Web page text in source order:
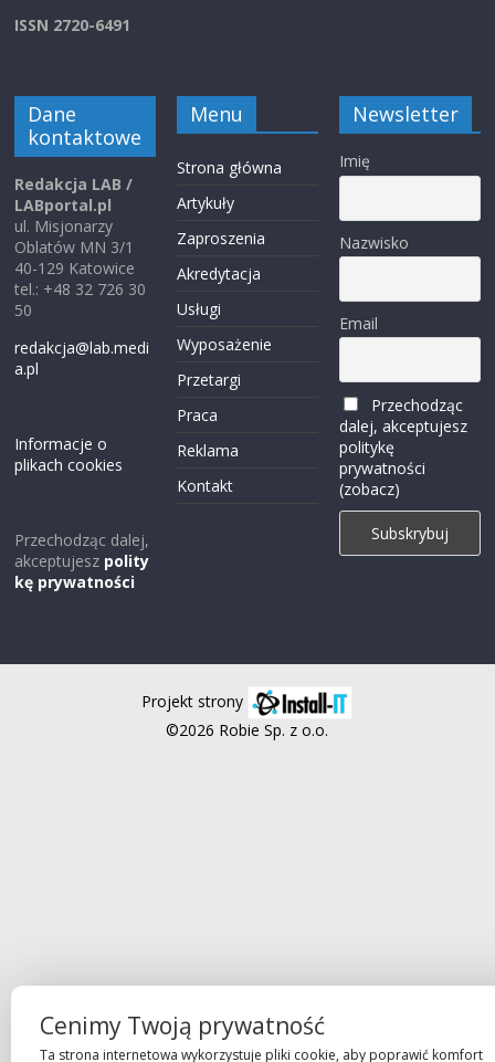
ISSN 2720-6491
Dane
kontaktowe
Redakcja LAB /
LABportal.pl
ul. Misjonarzy
Oblatów MN 3/1
40-129 Katowice
tel.: +48 32 726 30
50
redakcja@lab.medi
a.pl
Informacje o
plikach cookies
Przechodząc dalej,
akceptujesz polity
kę prywatności
Menu
Strona główna
Artykuły
Zaproszenia
Akredytacja
Usługi
Wyposażenie
Przetargi
Praca
Reklama
Kontakt
Newsletter
Imię
Nazwisko
Email
Przechodząc
dalej, akceptujesz
politykę
prywatności
(zobacz)
Projekt strony
©2026 Robie Sp. z o.o.
Cenimy Twoją prywatność
Ta strona internetowa wykorzystuje pliki cookie, aby poprawić komfort